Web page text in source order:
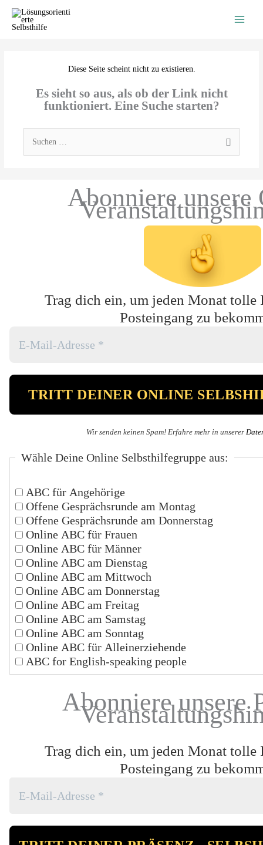
Inhalt
springen
Diese Seite scheint nicht zu existieren.
Es sieht so aus, als ob der Link nicht
funktioniert. Eine Suche starten?
Suchen
nach:
Abonniere unsere
Trag dich ein, um jeden Monat tolle
Posteingang zu
Wir senden keinen Spam! Erfahre mehr in unserer
Wähle Deine Online Selbsthilfegruppe aus:
ABC für Angehörige
Offene Gesprächsrunde am Montag
Offene Gesprächsrunde am Donnerstag
Online ABC für Frauen
Online ABC für Männer
Online ABC am Dienstag
Online ABC am Mittwoch
Online ABC am Donnerstag
Online ABC am Freitag
Online ABC am Samstag
Online ABC am Sonntag
Online ABC für Alleinerziehende
ABC for English-speaking people
Abonniere unsere
Trag dich ein, um jeden Monat tolle
Posteingang zu